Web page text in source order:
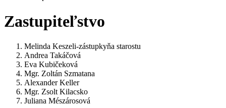
Zastupiteľstvo
Melinda Keszeli-zástupkyňa starostu
Andrea Takáčová
Eva Kubičeková
Mgr. Zoltán Szmatana
Alexander Keller
Mgr. Zsolt Kilacsko
Juliana Mészárosová